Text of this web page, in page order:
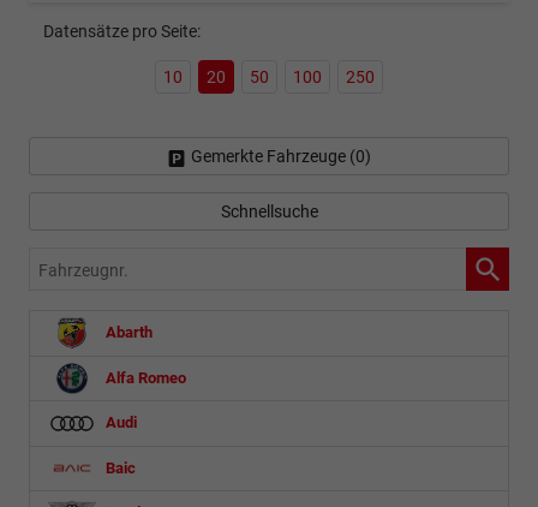
Datensätze pro Seite:
10 20 50 100 250
Gemerkte Fahrzeuge (0)
Schnellsuche
Fahrzeugnr.
Abarth
Alfa Romeo
Audi
Baic